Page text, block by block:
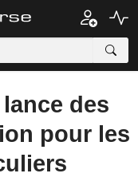
des
pour les